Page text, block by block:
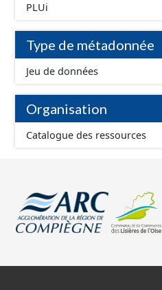
PLUi
Type de métadonnée
Jeu de données
Organisation
Catalogue des ressources